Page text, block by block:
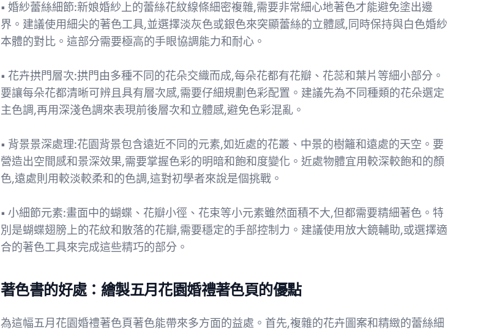
• 婚紗蕾絲細節:新娘婚紗上的蕾絲花紋線條細密複雜,需要非常細心地著色才能避免塗出邊
界。建議使用細尖的著色工具,並選擇淡灰色或銀色來突顯蕾絲的立體感,同時保持與白色婚紗
本體的對比。這部分需要極高的手眼協調能力和耐心。
• 花卉拱門層次:拱門由多種不同的花朵交織而成,每朵花都有花瓣、花蕊和葉片等細小部分。
要讓每朵花都清晰可辨且具有層次感,需要仔細規劃色彩配置。建議先為不同種類的花朵選定
主色調,再用深淺色調來表現前後層次和立體感,避免色彩混亂。
• 背景景深處理:花園背景包含遠近不同的元素,如近處的花叢、中景的樹籬和遠處的天空。要
營造出空間感和景深效果,需要掌握色彩的明暗和飽和度變化。近處物體宜用較深較飽和的顏
色,遠處則用較淡較柔和的色調,這對初學者來說是個挑戰。
• 小細節元素:畫面中的蝴蝶、花瓣小徑、花束等小元素雖然面積不大,但都需要精細著色。特
別是蝴蝶翅膀上的花紋和散落的花瓣,需要穩定的手部控制力。建議使用放大鏡輔助,或選擇適
合的著色工具來完成這些精巧的部分。
著色書的好處：繪製五月花園婚禮著色頁的優點
為這幅五月花園婚禮著色頁著色能帶來多方面的益處。首先,複雜的花卉圖案和精緻的蕾絲細